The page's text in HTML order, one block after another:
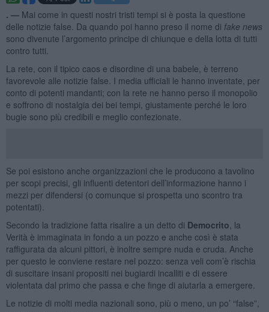
. — Mai come in questi nostri tristi tempi si è posta la questione
delle notizie false. Da quando poi hanno preso il nome di fake news
sono divenute l’argomento principe di chiunque e della lotta di tutti
contro tutti.
La rete, con il tipico caos e disordine di una babele, è terreno
favorevole alle notizie false. I media ufficiali le hanno inventate, per
conto di potenti mandanti; con la rete ne hanno perso il monopolio
e soffrono di nostalgia dei bei tempi, giustamente perché le loro
bugie sono più credibili e meglio confezionate.
Se poi esistono anche organizzazioni che le producono a tavolino
per scopi precisi, gli influenti detentori dell’informazione hanno i
mezzi per difendersi (o comunque si prospetta uno scontro tra
potentati).
Secondo la tradizione fatta risalire a un detto di Democrito , la
Verità è immaginata in fondo a un pozzo e anche così è stata
raffigurata da alcuni pittori, è inoltre sempre nuda e cruda. Anche
per questo le conviene restare nel pozzo: senza veli com’è rischia
di suscitare insani propositi nei bugiardi incalliti e di essere
violentata dal primo che passa e che finge di aiutarla a emergere.
Le notizie di molti media nazionali sono, più o meno, un po’ “false”,